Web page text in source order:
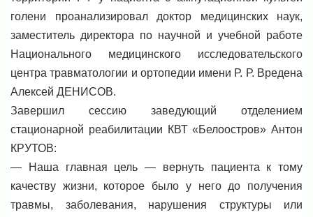
голени проанализировал доктор медицинских наук,
заместитель директора по научной и учебной работе
Национального медицинского исследовательского
центра травматологии и ортопедии имени Р. Р. Вредена
Алексей ДЕНИСОВ.
Завершил сессию заведующий отделением
стационарной реабилитации КВТ «Белоостров» Антон
КРУТОВ:
— Наша главная цель — вернуть пациента к тому
качеству жизни, которое было у него до получения
травмы, заболевания, нарушения структуры или